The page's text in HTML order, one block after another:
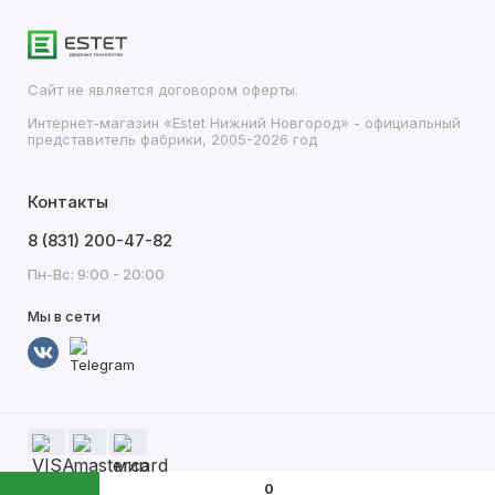
0
Сайт не является договором оферты.
Интернет-магазин «Estet Нижний Новгород» - официальный
представитель фабрики, 2005-2026 год
Контакты
8 (831) 200-47-82
Пн-Вс: 9:00 - 20:00
Мы в сети